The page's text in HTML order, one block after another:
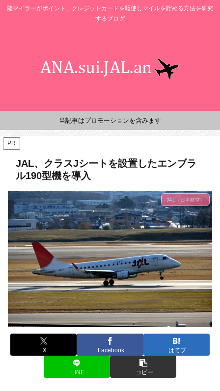
陸マイラーがポイント、クレジットカードを駆使しマイルを貯める方法を研究
するブログ
当記事はプロモーションを含みます
PR
JAL、クラスJシートを設置したエンブラ
ル190型機を導入
JAL（日本航空）
X Facebook はてブ
LINE コピー